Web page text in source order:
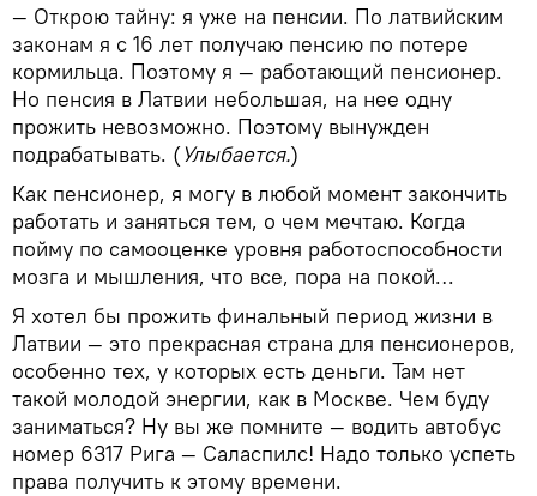
— Открою тайну: я уже на пенсии. По латвийским
законам я с 16 лет получаю пенсию по потере
кормильца. Поэтому я — работающий пенсионер.
Но пенсия в Латвии небольшая, на нее одну
прожить невозможно. Поэтому вынужден
подрабатывать. (Улыбается.)
Как пенсионер, я могу в любой момент закончить
работать и заняться тем, о чем мечтаю. Когда
пойму по самооценке уровня работоспособности
мозга и мышления, что все, пора на покой…
Я хотел бы прожить финальный период жизни в
Латвии — это прекрасная страна для пенсионеров,
особенно тех, у которых есть деньги. Там нет
такой молодой энергии, как в Москве. Чем буду
заниматься? Ну вы же помните — водить автобус
номер 6317 Рига — Саласпилс! Надо только успеть
права получить к этому времени.